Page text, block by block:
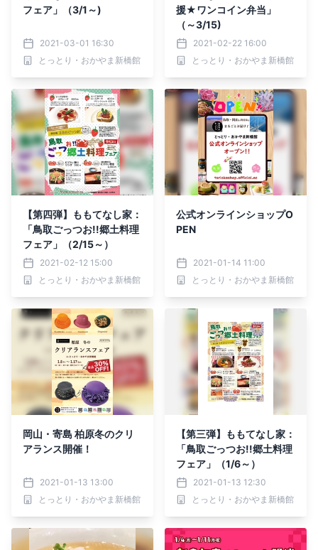
フェア」（3/1～)
2021-03-01 16:30
とっとり・おかやま新橋館
援★ワンコイン弁当」
（～3/15)
2021-02-22 16:00
とっとり・おかやま新橋館
【第四弾】ももてなし家：
「鳥取ごっつお!!郷土料理
フェア」（2/15～）
2021-02-12 15:00
とっとり・おかやま新橋館
公式オンラインショップO
PEN
2021-01-14 11:00
とっとり・おかやま新橋館
岡山・寄島 柏原冬のクリ
アランス開催！
2021-01-13 13:00
とっとり・おかやま新橋館
【第三弾】ももてなし家：
「鳥取ごっつお!!郷土料理
フェア」（1/6～）
2021-01-13 12:30
とっとり・おかやま新橋館